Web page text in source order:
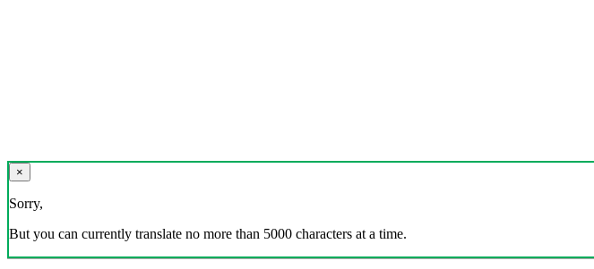
×
Sorry,
But you can currently translate no more than 5000 characters at a time.